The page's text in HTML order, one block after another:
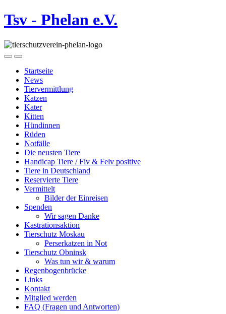
Tsv - Phelan e.V.
Startseite
News
Tiervermittlung
Katzen
Kater
Kitten
Hündinnen
Rüden
Notfälle
Die neusten Tiere
Handicap Tiere / Fiv & Felv positive
Tiere in Deutschland
Reservierte Tiere
Vermittelt
Bilder der Einreisen
Spenden
Wir sagen Danke
Kastrationsaktion
Tierschutz Moskau
Perserkatzen in Not
Tierschutz Obninsk
Was tun wir & warum
Regenbogenbrücke
Links
Kontakt
Mitglied werden
FAQ (Fragen und Antworten)